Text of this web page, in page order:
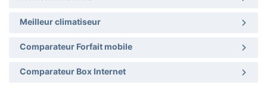
Meilleur climatiseur
Comparateur Forfait mobile
Comparateur Box Internet